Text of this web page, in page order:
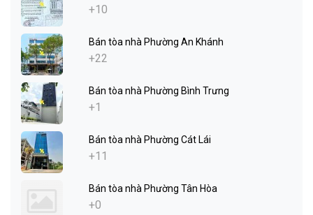
+10
Bán tòa nhà Phường An Khánh
+22
Bán tòa nhà Phường Bình Trưng
+1
Bán tòa nhà Phường Cát Lái
+11
Bán tòa nhà Phường Tân Hòa
+0